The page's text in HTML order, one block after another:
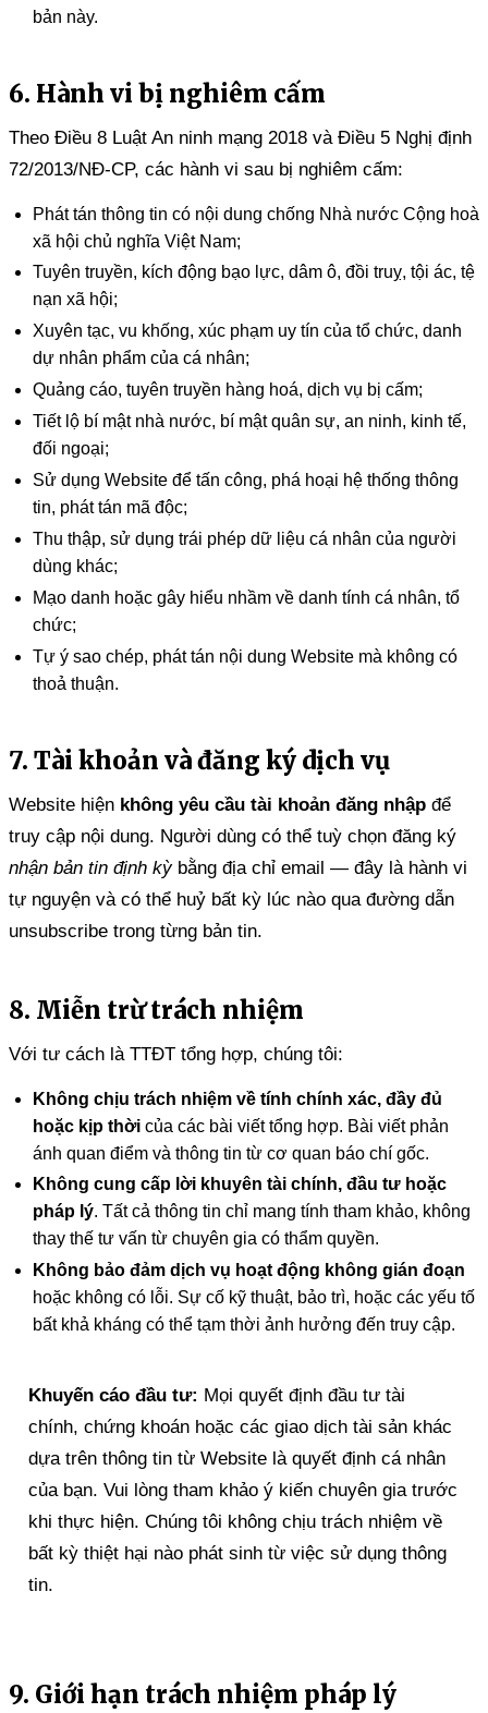
bản này.
6. Hành vi bị nghiêm cấm
Theo Điều 8 Luật An ninh mạng 2018 và Điều 5 Nghị định
72/2013/NĐ-CP, các hành vi sau bị nghiêm cấm:
Phát tán thông tin có nội dung chống Nhà nước Cộng hoà
xã hội chủ nghĩa Việt Nam;
Tuyên truyền, kích động bạo lực, dâm ô, đồi truỵ, tội ác, tệ
nạn xã hội;
Xuyên tạc, vu khống, xúc phạm uy tín của tổ chức, danh
dự nhân phẩm của cá nhân;
Quảng cáo, tuyên truyền hàng hoá, dịch vụ bị cấm;
Tiết lộ bí mật nhà nước, bí mật quân sự, an ninh, kinh tế,
đối ngoại;
Sử dụng Website để tấn công, phá hoại hệ thống thông
tin, phát tán mã độc;
Thu thập, sử dụng trái phép dữ liệu cá nhân của người
dùng khác;
Mạo danh hoặc gây hiểu nhầm về danh tính cá nhân, tổ
chức;
Tự ý sao chép, phát tán nội dung Website mà không có
thoả thuận.
7. Tài khoản và đăng ký dịch vụ
Website hiện không yêu cầu tài khoản đăng nhập để
truy cập nội dung. Người dùng có thể tuỳ chọn đăng ký
nhận bản tin định kỳbằng địa chỉ email — đây là hành vi
tự nguyện và có thể huỷ bất kỳ lúc nào qua đường dẫn
unsubscribe trong từng bản tin.
8. Miễn trừ trách nhiệm
Với tư cách là TTĐT tổng hợp, chúng tôi:
Không chịu trách nhiệm về tính chính xác, đầy đủ
hoặc kịp thời của các bài viết tổng hợp. Bài viết phản
ánh quan điểm và thông tin từ cơ quan báo chí gốc.
Không cung cấp lời khuyên tài chính, đầu tư hoặc
pháp lý. Tất cả thông tin chỉ mang tính tham khảo, không
thay thế tư vấn từ chuyên gia có thẩm quyền.
Không bảo đảm dịch vụ hoạt động không gián đoạn
hoặc không có lỗi. Sự cố kỹ thuật, bảo trì, hoặc các yếu tố
bất khả kháng có thể tạm thời ảnh hưởng đến truy cập.
Khuyến cáo đầu tư: Mọi quyết định đầu tư tài
chính, chứng khoán hoặc các giao dịch tài sản khác
dựa trên thông tin từ Website là quyết định cá nhân
của bạn. Vui lòng tham khảo ý kiến chuyên gia trước
khi thực hiện. Chúng tôi không chịu trách nhiệm về
bất kỳ thiệt hại nào phát sinh từ việc sử dụng thông
tin.
9. Giới hạn trách nhiệm pháp lý